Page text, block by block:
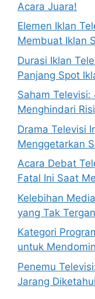
Acara Juara!
Elemen Iklan
Membuat Iklan
Durasi Iklan
Panjang Spot
Saham
Menghindari
Drama Televisi
Menggetarkan
Acara Debat
Fatal Ini Saat
Kelebihan
yang Tak
Kategori
untuk
Penemu
Jarang